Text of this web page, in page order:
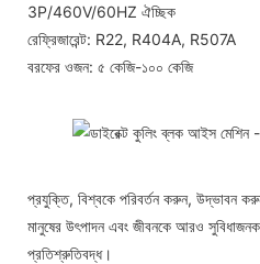
3P/460V/60HZ ঐচ্ছিক
রেফ্রিজারেন্ট: R22, R404A, R507A
বরফের ওজন: ৫ কেজি-১০০ কেজি
প্রযুক্তি, বিশ্বকে পরিবর্তন করুন, উদ্ভাবন
মানুষের উৎপাদন এবং জীবনকে আরও
প্রতিশ্রুতিবদ্ধ।